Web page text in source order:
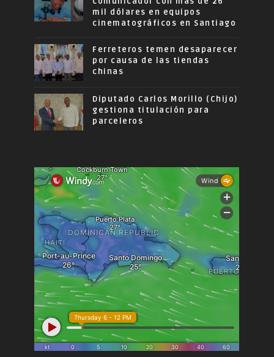
mil dólares en equipos
cinematográficos en Santiago
Ferreteros temen desaparecer
por causa de las tiendas
chinas
Diputado Carlos Morillo (Chijo)
gestiona titulación para
parceleros